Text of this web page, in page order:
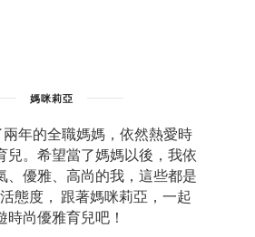
媽咪莉亞
年的全職媽媽，依然熱愛時
兒。希望當了媽媽以後，我依
、優雅、高尚的我，這些都是
態度， 跟著媽咪莉亞，一起
時尚優雅育兒吧！